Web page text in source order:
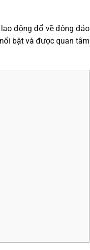
động đổ về đông đảo
bật và được quan tâm